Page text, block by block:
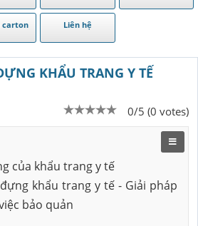
carton Liên hệ
KHẨU TRANG Y TẾ
0/5 (0 votes)
của khẩu trang y tế
khẩu trang y tế - Giải pháp
bảo quản